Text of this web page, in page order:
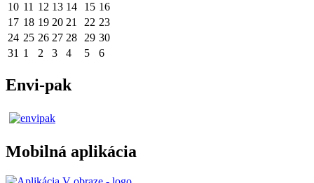
10 11 12 13 14 15 16
17 18 19 20 21 22 23
24 25 26 27 28 29 30
31 1 2 3 4 5 6
Envi-pak
Mobilná aplikácia